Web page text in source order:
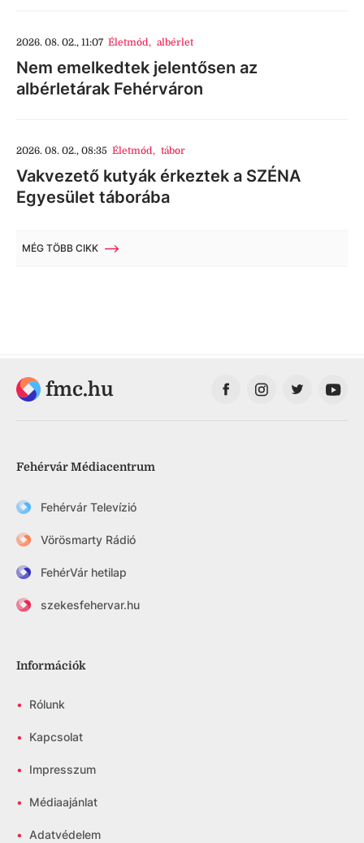
2026. 08. 02., 11:07 Életmód, albérlet
Nem emelkedtek jelentősen az
albérletárak Fehérváron
2026. 08. 02., 08:35 Életmód, tábor
Vakvezető kutyák érkeztek a SZÉNA
Egyesület táborába
MÉG TÖBB CIKK
fmc.hu
Fehérvár Médiacentrum
Fehérvár Televízió
Vörösmarty Rádió
FehérVár hetilap
szekesfehervar.hu
Információk
• Rólunk
• Kapcsolat
• Impresszum
• Médiaajánlat
• Adatvédelem